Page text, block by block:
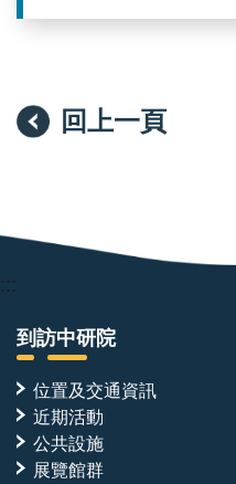
回上一頁
:::
到訪中研院
位置及交通資訊
近期活動
公共設施
展覽館群